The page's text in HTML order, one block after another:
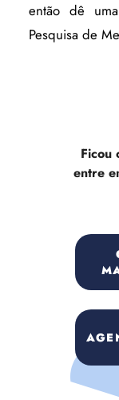
então dê
Pesquisa de
Ficou
entre